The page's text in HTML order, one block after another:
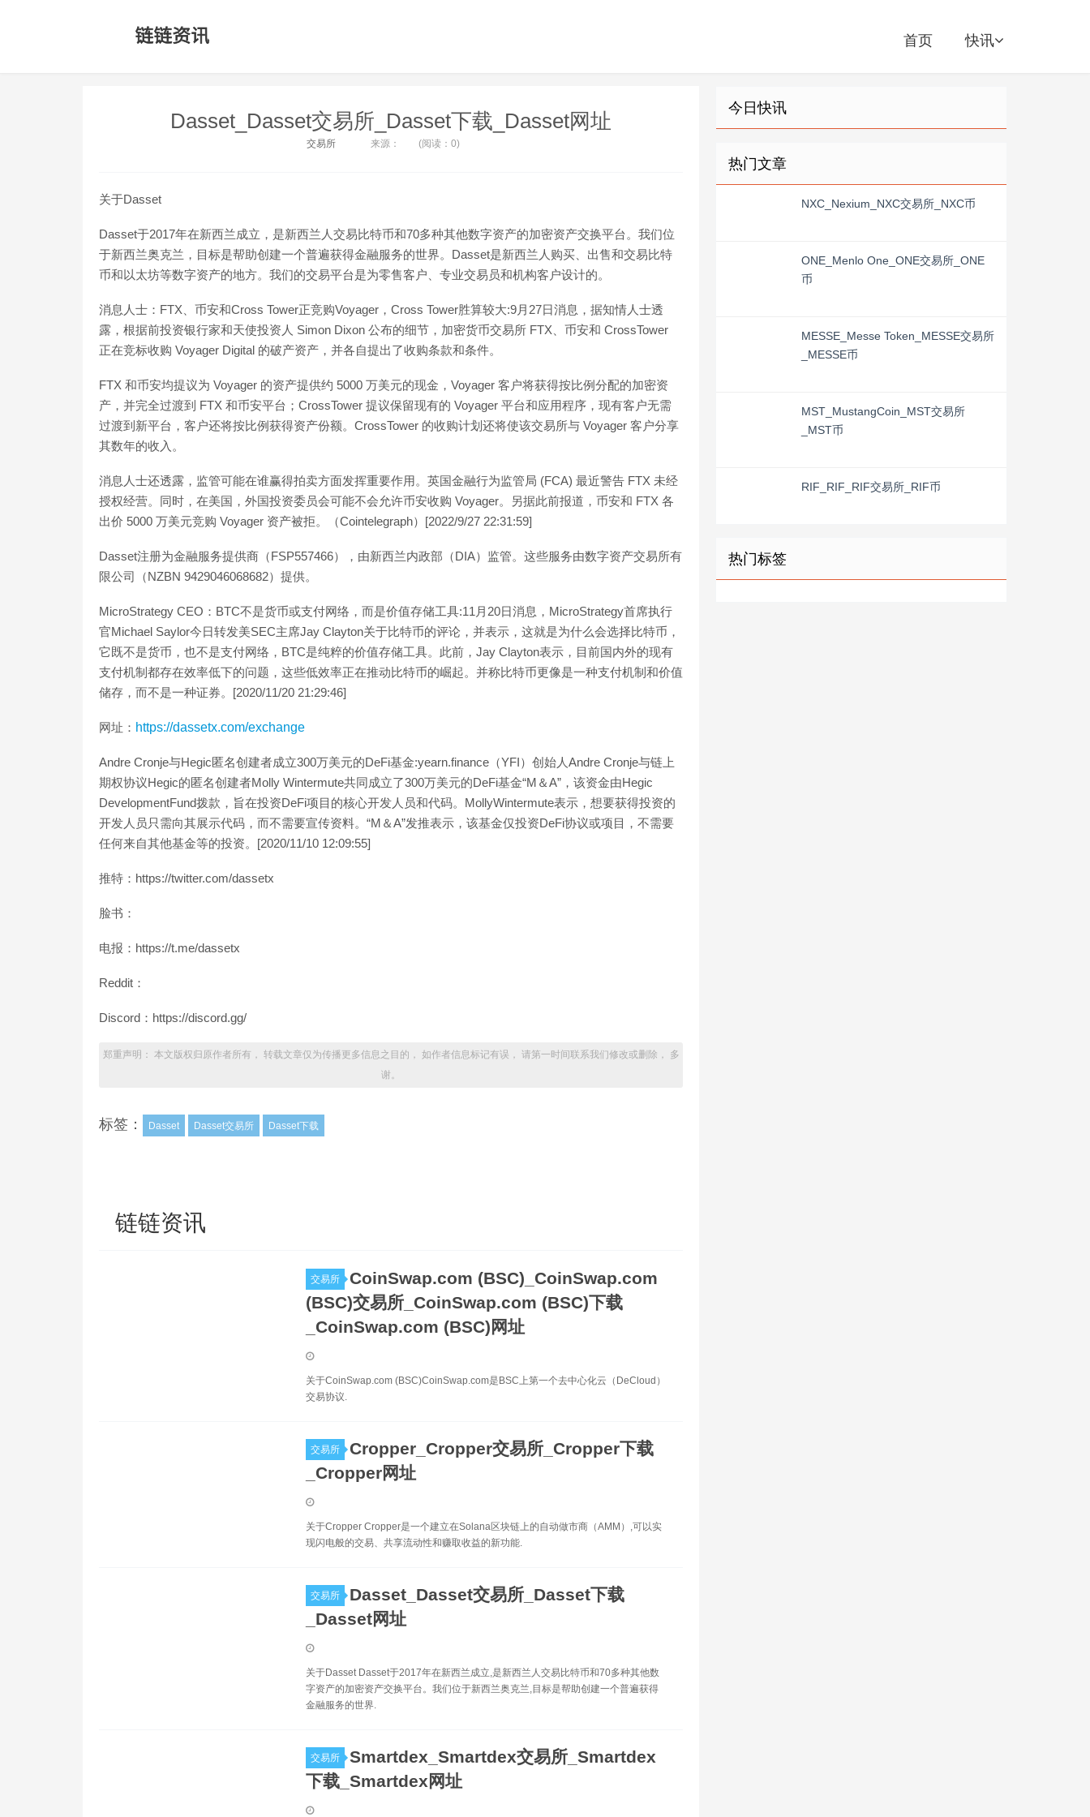
首页 快讯
Dasset_Dasset交易所_Dasset下载_Dasset网址
交易所 来源： (阅读：0)
关于Dasset
Dasset于2017年在新西兰成立，是新西兰人交易比特币和70多种其他数字资产的加密资产交换平台。我们位
于新西兰奥克兰，目标是帮助创建一个普遍获得金融服务的世界。Dasset是新西兰人购买、出售和交易比特
币和以太坊等数字资产的地方。我们的交易平台是为零售客户、专业交易员和机构客户设计的。
消息人士：FTX、币安和Cross Tower正竞购Voyager，Cross Tower胜算较大:9月27日消息，据知情人士透
露，根据前投资银行家和天使投资人 Simon Dixon 公布的细节，加密货币交易所 FTX、币安和 CrossTower
正在竞标收购 Voyager Digital 的破产资产，并各自提出了收购条款和条件。
FTX 和币安均提议为 Voyager 的资产提供约 5000 万美元的现金，Voyager 客户将获得按比例分配的加密资
产，并完全过渡到 FTX 和币安平台；CrossTower 提议保留现有的 Voyager 平台和应用程序，现有客户无需
过渡到新平台，客户还将按比例获得资产份额。CrossTower 的收购计划还将使该交易所与 Voyager 客户分享
其数年的收入。
消息人士还透露，监管可能在谁赢得拍卖方面发挥重要作用。英国金融行为监管局 (FCA) 最近警告 FTX 未经
授权经营。同时，在美国，外国投资委员会可能不会允许币安收购 Voyager。另据此前报道，币安和 FTX 各
出价 5000 万美元竞购 Voyager 资产被拒。（Cointelegraph）[2022/9/27 22:31:59]
Dasset注册为金融服务提供商（FSP557466），由新西兰内政部（DIA）监管。这些服务由数字资产交易所有
限公司（NZBN 9429046068682）提供。
MicroStrategy CEO：BTC不是货币或支付网络，而是价值存储工具:11月20日消息，MicroStrategy首席执行
官Michael Saylor今日转发美SEC主席Jay Clayton关于比特币的评论，并表示，这就是为什么会选择比特币，
它既不是货币，也不是支付网络，BTC是纯粹的价值存储工具。此前，Jay Clayton表示，目前国内外的现有
支付机制都存在效率低下的问题，这些低效率正在推动比特币的崛起。并称比特币更像是一种支付机制和价值
储存，而不是一种证券。[2020/11/20 21:29:46]
网址： https://dassetx.com/exchange
Andre Cronje与Hegic匿名创建者成立300万美元的DeFi基金:yearn.finance（YFI）创始人Andre Cronje与链上
期权协议Hegic的匿名创建者Molly Wintermute共同成立了300万美元的DeFi基金“M＆A”，该资金由Hegic
DevelopmentFund拨款，旨在投资DeFi项目的核心开发人员和代码。MollyWintermute表示，想要获得投资的
开发人员只需向其展示代码，而不需要宣传资料。“M＆A”发推表示，该基金仅投资DeFi协议或项目，不需要
任何来自其他基金等的投资。[2020/11/10 12:09:55]
推特：https://twitter.com/dassetx
脸书：
电报：https://t.me/dassetx
Reddit：
Discord：https://discord.gg/
郑重声明： 本文版权归原作者所有， 转载文章仅为传播更多信息之目的， 如作者信息标记有误， 请第一时间联系我们修改或删除， 多
谢。
标签： Dasset Dasset交易所 Dasset下载
链链资讯
交易所
CoinSwap.com (BSC)_CoinSwap.com
(BSC)交易所_CoinSwap.com (BSC)下载
_CoinSwap.com (BSC)网址
关于CoinSwap.com (BSC)CoinSwap.com是BSC上第一个去中心化云（DeCloud）
交易协议.
交易所
Cropper_Cropper交易所_Cropper下载
_Cropper网址
关于Cropper Cropper是一个建立在Solana区块链上的自动做市商（AMM）,可以实
现闪电般的交易、共享流动性和赚取收益的新功能.
交易所
Dasset_Dasset交易所_Dasset下载
_Dasset网址
关于Dasset Dasset于2017年在新西兰成立,是新西兰人交易比特币和70多种其他数
字资产的加密资产交换平台。我们位于新西兰奥克兰,目标是帮助创建一个普遍获得
金融服务的世界.
交易所
Smartdex_Smartdex交易所_Smartdex
下载_Smartdex网址
今日快讯
热门文章
NXC_Nexium_NXC交易所_NXC币
ONE_Menlo One_ONE交易所_ONE
币
MESSE_Messe Token_MESSE交易所
_MESSE币
MST_MustangCoin_MST交易所
_MST币
RIF_RIF_RIF交易所_RIF币
热门标签